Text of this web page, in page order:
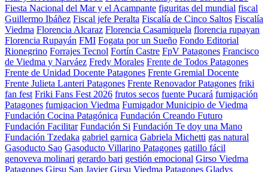
Fiesta Nacional del Mar y el Acampante figuritas del mundial fiscal
Guillermo Ibáñez Fiscal jefe Peralta Fiscalía de Cinco Saltos Fiscalía
Viedma Florencia Alcaraz Florencia Casamiquela florencia rupayan
Florencia Rupayán FMI Fogata por un Sueño Fondo Editorial
Rionegrino Forrajes Tecnol Fortín Castre FpV Patagones Francisco
de Viedma y Narváez Fredy Morales Frente de Todos Patagones
Frente de Unidad Docente Patagones Frente Gremial Docente
Frente Julieta Lanteri Patagones Frente Renovador Patagones friki
fan fest Friki Fans Fest 2026 frutos secos fuente Pucará fumigación
Patagones fumigacion Viedma Fumigador Municipio de Viedma
Fundación Cocina Patagónica Fundación Creando Futuro
Fundación Facilitar Fundación Si Fundación Te doy una Mano
Fundación Tzedaka gabriel garnica Gabriela Michetti gas natural
Gasoducto Sao Gasoducto Villarino Patagones gatillo fácil
genoveva molinari gerardo bari gestión emocional Girso Viedma
Patagones Girsu San Javier Girsu Viedma Patagones Gladys